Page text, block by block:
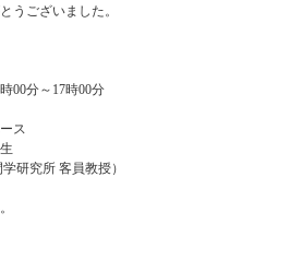
うございました。
00分～17時00分
ス
研究所 客員教授）